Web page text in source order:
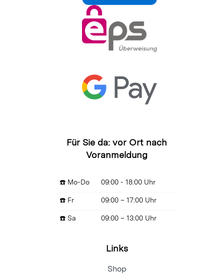
Für Sie da: vor Ort nach
Voranmeldung
☎️ Mo-Do 09:00 - 18:00 Uhr
☎️ Fr 09:00 – 17:00 Uhr
☎️ Sa 09:00 – 13:00 Uhr
Links
Shop